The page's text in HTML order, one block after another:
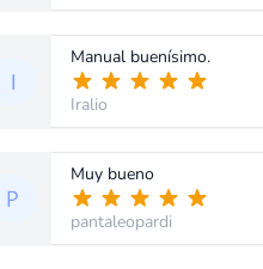
Manual buenísimo.
Iralio
Muy bueno
pantaleopardi